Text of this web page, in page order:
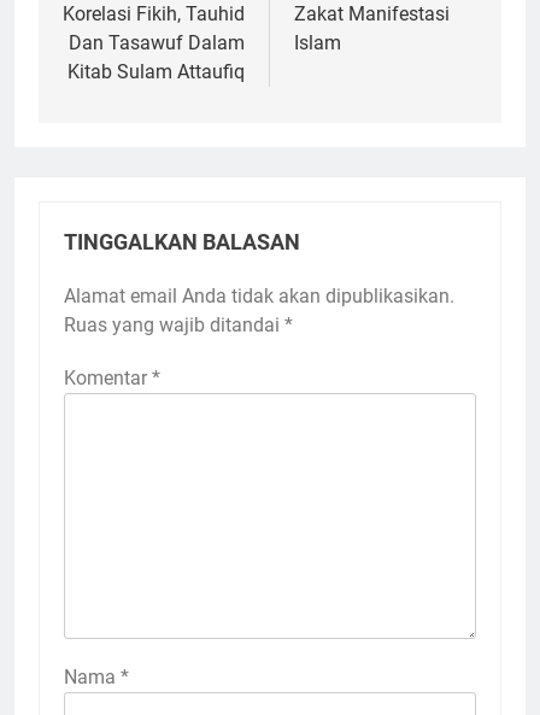
pos
Korelasi Fikih, Tauhid
Dan Tasawuf Dalam
Kitab Sulam Attaufiq
Zakat Manifestasi
Islam
TINGGALKAN BALASAN
Alamat email Anda tidak akan dipublikasikan.
Ruas yang wajib ditandai *
Komentar *
Nama *